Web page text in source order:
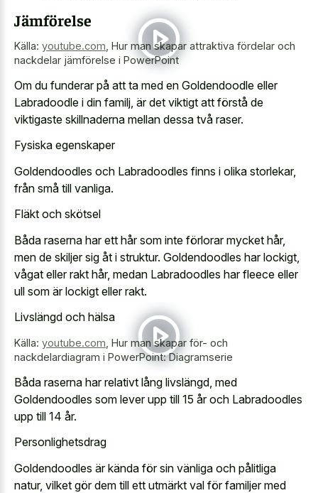
Jämförelse
Källa: youtube.com Hur man skapar attraktiva fördelar och
nackdelar jämförelse i PowerPoint
Om du funderar på att ta med en Goldendoodle eller
Labradoodle i din familj, är det viktigt att förstå de
viktigaste skillnaderna mellan dessa två raser.
Fysiska egenskaper
Goldendoodles och Labradoodles finns i olika storlekar,
från små till vanliga.
Fläkt och skötsel
Båda raserna har ett hår som inte förlorar mycket hår,
men de skiljer sig åt i struktur. Goldendoodles har lockigt,
vågat eller rakt hår, medan Labradoodles har fleece eller
ull som är lockigt eller rakt.
Livslängd och hälsa
Källa: youtube.com Hur man skapar för- och
nackdelardiagram i PowerPoint: Diagramserie
Båda raserna har relativt lång livslängd, med
Goldendoodles som lever upp till 15 år och Labradoodles
upp till 14 år.
Personlighetsdrag
Goldendoodles är kända för sin vänliga och pålitliga
natur, vilket gör dem till ett utmärkt val för familjer med